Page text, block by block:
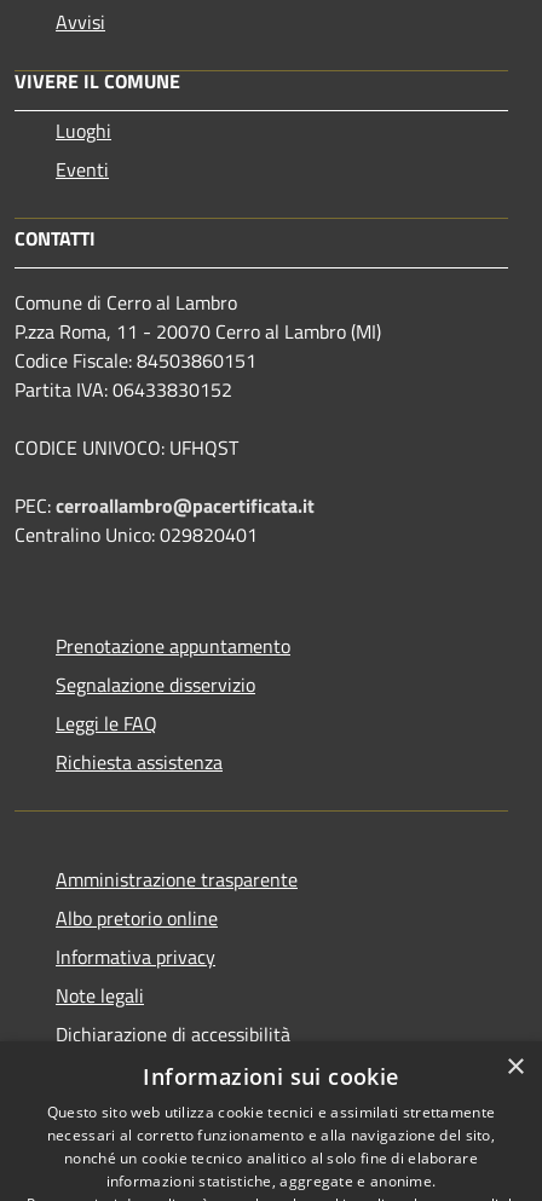
Avvisi
VIVERE IL COMUNE
Luoghi
Eventi
CONTATTI
Comune di Cerro al Lambro
P.zza Roma, 11 - 20070 Cerro al Lambro (MI)
Codice Fiscale: 84503860151
Partita IVA: 06433830152
CODICE UNIVOCO: UFHQST
PEC:cerroallambro@pacertificata.it
Centralino Unico: 029820401
Prenotazione appuntamento
Segnalazione disservizio
Leggi le FAQ
Richiesta assistenza
Amministrazione trasparente
Albo pretorio online
Informativa privacy
Note legali
Dichiarazione di accessibilità
Accessibilità
Copyright © 2026 • Comune di
Cerro al Lambro • Powered by
×
Informazioni sui cookie
Questo sito web utilizza cookie tecnici e assimilati strettamente
necessari al corretto funzionamento e alla navigazione del sito,
nonché un cookie tecnico analitico al solo fine di elaborare
informazioni statistiche, aggregate e anonime.